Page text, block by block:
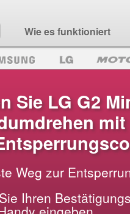
Wie es funktioniert
Sie LG G2
Weg zur
Ihren